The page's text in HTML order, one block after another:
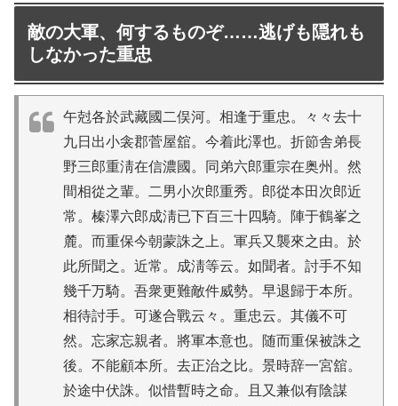
敵の大軍、何するものぞ……逃げも隠れも
しなかった重忠
午尅各於武藏國二俣河。相逢于重忠。々々去十
九日出小衾郡菅屋舘。今着此澤也。折節舎弟長
野三郎重淸在信濃國。同弟六郎重宗在奥州。然
間相從之輩。二男小次郎重秀。郎從本田次郎近
常。榛澤六郎成淸已下百三十四騎。陣于鶴峯之
麓。而重保今朝蒙誅之上。軍兵又襲來之由。於
此所聞之。近常。成淸等云。如聞者。討手不知
幾千万騎。吾衆更難敵件威勢。早退歸于本所。
相待討手。可遂合戰云々。重忠云。其儀不可
然。忘家忘親者。將軍本意也。随而重保被誅之
後。不能顧本所。去正治之比。景時辞一宮舘。
於途中伏誅。似惜暫時之命。且又兼似有陰謀